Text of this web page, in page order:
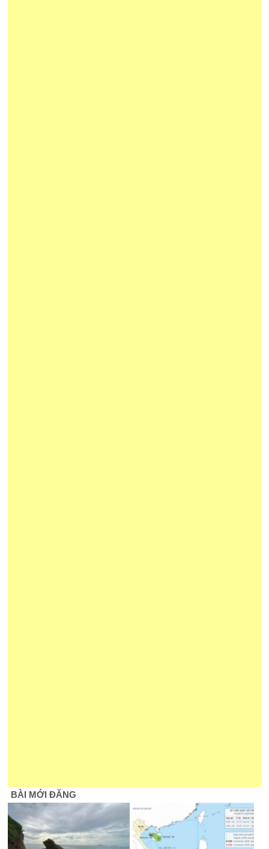
BÀI MỚI ĐĂNG